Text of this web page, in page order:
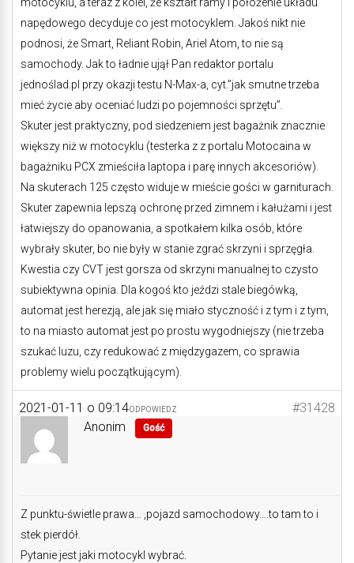
napędowego decyduje co jest motocyklem. Jakoś nikt nie
podnosi, że Smart, Reliant Robin, Ariel Atom, to nie są
samochody. Jak to ładnie ujął Pan redaktor portalu
jednoślad.pl przy okazji testu N-Max-a, cyt.”jak smutne trzeba
mieć życie aby oceniać ludzi po pojemności sprzętu”.
Skuter jest praktyczny, pod siedzeniem jest bagażnik znacznie
większy niż w motocyklu (testerka z z portalu Motocaina w
bagażniku PCX zmieściła laptopa i parę innych akcesoriów).
Na skuterach 125 często widuje w mieście gości w garniturach.
Skuter zapewnia lepszą ochronę przed zimnem i kałużami i jest
łatwiejszy do opanowania, a spotkałem kilka osób, które
wybrały skuter, bo nie były w stanie zgrać skrzyni i sprzęgła.
Kwestia czy CVT jest gorsza od skrzyni manualnej to czysto
subiektywna opinia. Dla kogoś kto jeździ stale biegówką,
automat jest herezją, ale jak się miało styczność i z tym i z tym,
to na miasto automat jest po prostu wygodniejszy (nie trzeba
szukać luzu, czy redukować z międzygazem, co sprawia
problemy wielu początkującym).
2021-01-11 o 09:14 #31428
ODPOWIEDZ
Anonim Gość
Z punktu-świetle prawa… ,pojazd samochodowy….to tam to i
stek pierdół.
Pytanie jest jaki motocykl wybrać.